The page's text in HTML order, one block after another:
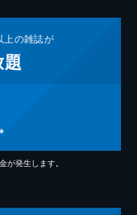
上の雑誌が
※
発生します。